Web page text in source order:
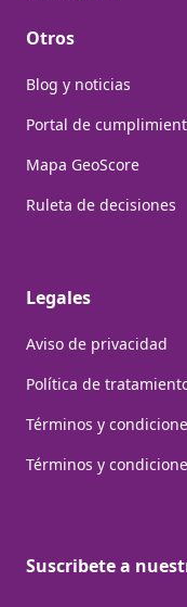
Otros
Blog y noticias
Portal de
Mapa GeoScore
Ruleta de decisiones
Legales
Aviso de privacidad
Política de
Términos y
Términos y
Suscribete a